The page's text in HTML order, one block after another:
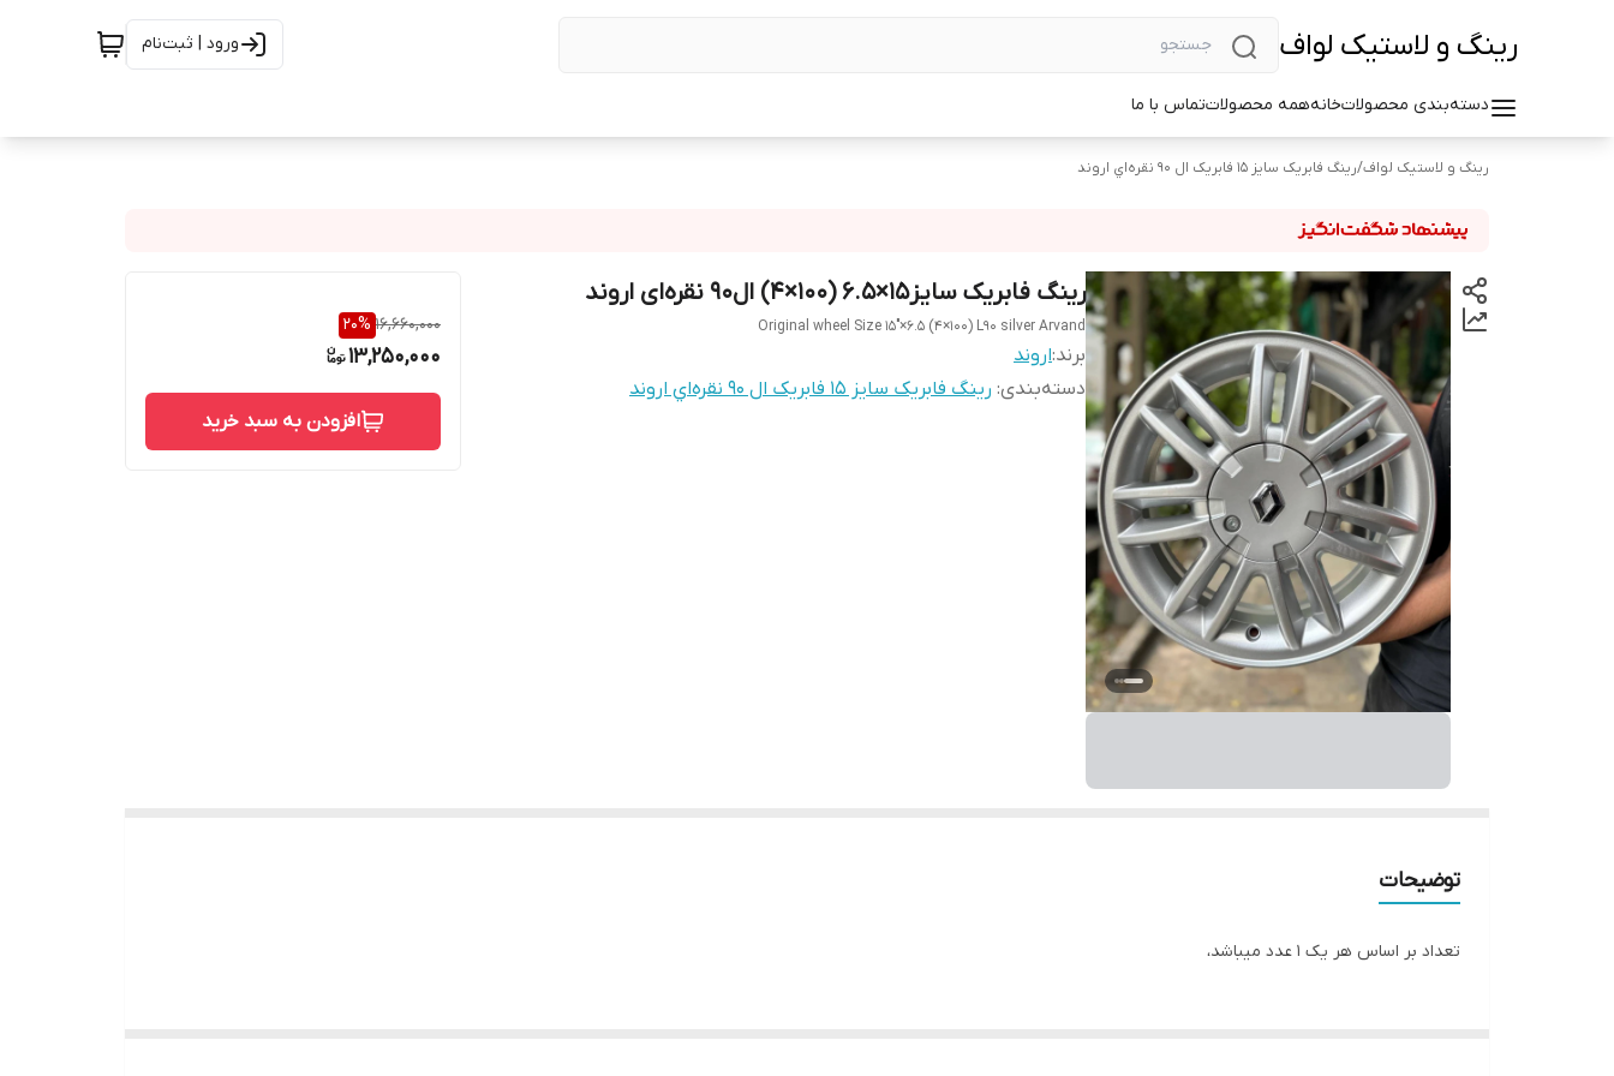
رینگ و لاستیک لواف ورود | ثبت‌نام
دسته‌بندی محصولاتخانههمه محصولاتتماس با ما
رینگ و لاستیک لواف/رینگ فابریک سایز ۱۵ فابریک ال ۹۰ نقره‌اي اروند
رینگ فابریک سایز۱۵×۶.۵ (۱۰۰×۴) ال۹۰ نقره‌ای اروند
Original wheel Size 15"×6.5 (4×100) L90 silver Arvand
برند:اروند
دسته‌بندی: رینگ فابریک سایز ۱۵ فابریک ال ۹۰ نقره‌اي اروند
16,660,000
20%
13,250,000
افزودن به سبد خرید
توضیحات
تعداد بر اساس هر یک ۱ عدد میباشد،